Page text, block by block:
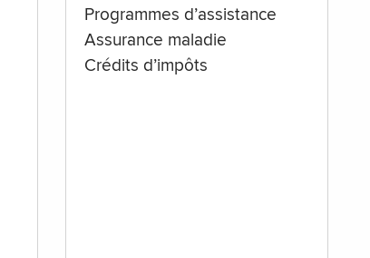
Programmes d’assistance
Assurance maladie
Crédits d’impôts